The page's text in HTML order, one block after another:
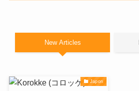
New Articles
Japon